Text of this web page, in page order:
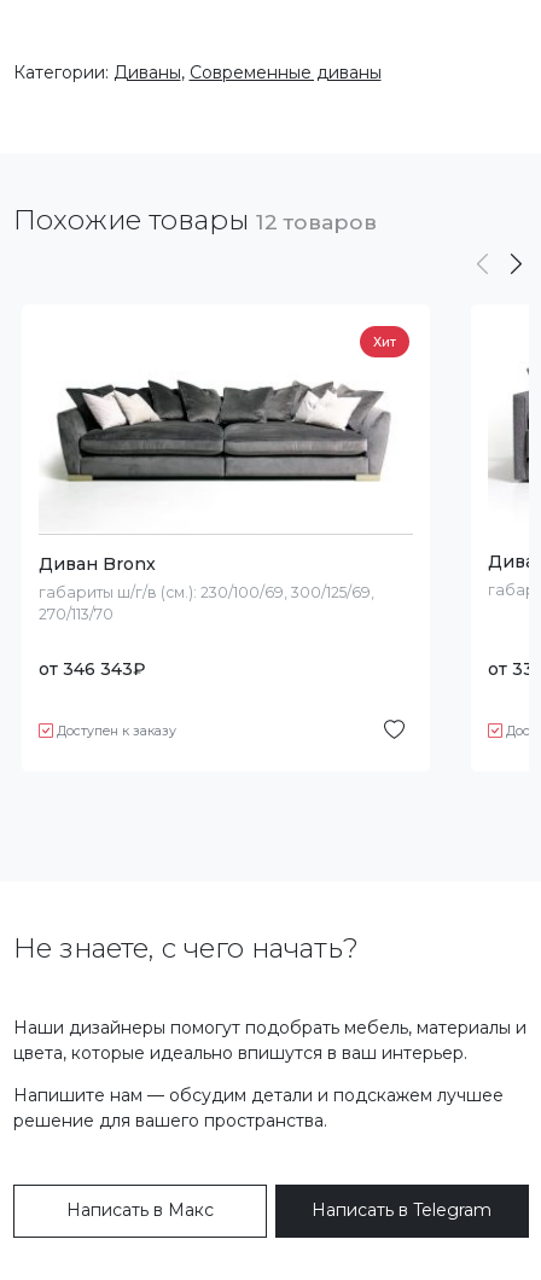
Категории: Диваны, Современные диваны
Похожие товары 12 товаров
Хит
Диван Bronx
габариты ш/г/в (см.): 230/100/69, 300/125/69,
270/113/70
от 346 343₽
Доступен к заказу
от
Не знаете, с чего начать?
Наши дизайнеры помогут подобрать мебель, материалы и
цвета, которые идеально впишутся в ваш интерьер.
Напишите нам — обсудим детали и подскажем лучшее
решение для вашего пространства.
Написать в Макс Написать в Telegram